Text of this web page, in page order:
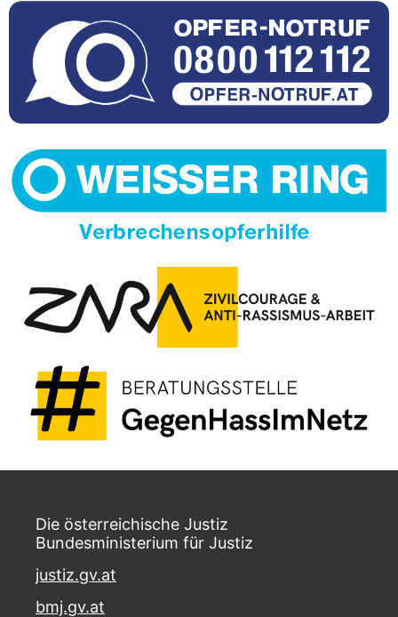
Die österreichische Justiz
Bundesministerium für Justiz
justiz.gv.at
bmj.gv.at